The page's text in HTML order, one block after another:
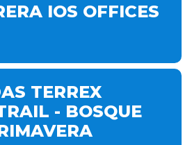
IOS OFFICES
TERREX
- BOSQUE